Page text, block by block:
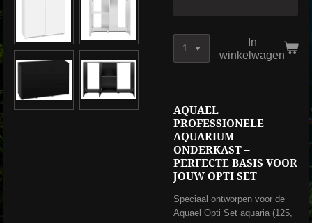
In
winkelwagen
AQUAEL
PROFESSIONELE
AQUARIUM
ONDERKAST –
PERFECTE BASIS VOOR
JOUW OPTI SET
Speciaal ontworpen voor de
Aquael Opti Set aquaria (125,